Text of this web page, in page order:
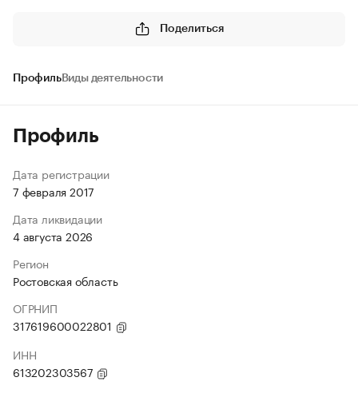
Поделиться
ПрофильВиды деятельности
Профиль
Дата регистрации
7 февраля 2017
Дата ликвидации
4 августа 2026
Регион
Ростовская область
ОГРНИП
317619600022801
ИНН
613202303567